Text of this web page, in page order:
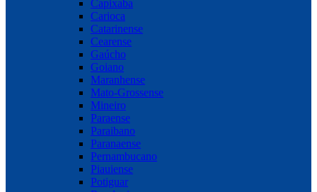
Capixaba
Carioca
Catarinense
Cearense
Gaúcho
Goiano
Maranhense
Mato-Grossense
Mineiro
Paraense
Paraibano
Paranaense
Pernambucano
Piauiense
Potiguar